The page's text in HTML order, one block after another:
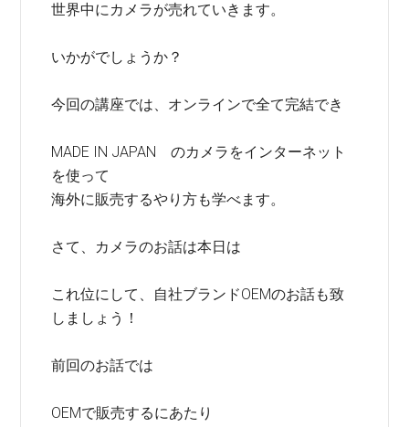
世界中にカメラが売れていきます。
いかがでしょうか？
今回の講座では、オンラインで全て完結でき
MADE IN JAPAN のカメラをインターネット
を使って
海外に販売するやり方も学べます。
さて、カメラのお話は本日は
これ位にして、自社ブランドOEMのお話も致
しましょう！
前回のお話では
OEMで販売するにあたり